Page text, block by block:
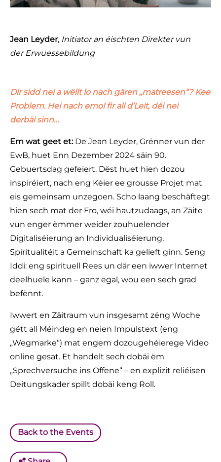
Jean Leyder, Initiator an éischten Direkter vun
der Erwuessebildung
Dir sidd nei a wëllt lo nach gären „matreesen“? Kee
Problem. Hei nach emol fir all d’Leit, déi nei
derbäi sinn…
Em wat geet et:De Jean Leyder, Grënner vun der
EwB, huet Enn Dezember 2024 säin 90.
Gebuertsdag gefeiert. Dëst huet hien dozou
inspiréiert, nach eng Kéier ee grousse Projet mat
eis gemeinsam unzegoen. Scho laang beschäftegt
hien sech mat der Fro, wéi hautzudaags, an Zäite
vun enger ëmmer weider zouhuelender
Digitaliséierung an Individualiséierung,
Spiritualitéit a Gemeinschaft ka gelieft ginn. Seng
Iddi: eng spirituell Rees un där een iwwer Internet
deelhuele kann – ganz egal, wou een sech grad
befënnt.
Iwwert en Zäitraum vun insgesamt zéng Woche
gëtt all Méindeg en neien Impulstext (eng
„Wegmarke“) mat engem dozougehéierege Video
online gesat. Et handelt sech dobäi ëm
„Sprechversuche ins Offene“ – en explizit reliéisen
Deitungskader spillt dobäi keng Roll.
Back to the Events